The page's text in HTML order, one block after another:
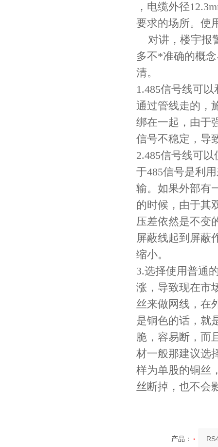
，电缆外径
要求的场所。使
对讲，楼宇报
多不*准确的概
清。
1.485信号线可
通过管线走的，
绑在一起，由于
信号不稳定，导
2.485信号线可
于485信号是利
输。如果外部有
的时候，由于其
压差依然是不变
屏蔽线起到屏蔽
缩小。
3.选择使用普通
涨，导致现在市
丝来做网线，在
是铜色的话，就
脆，容易断，而
材一般那建议选
样为单股的铜丝
丝断掉，也不会
产品：